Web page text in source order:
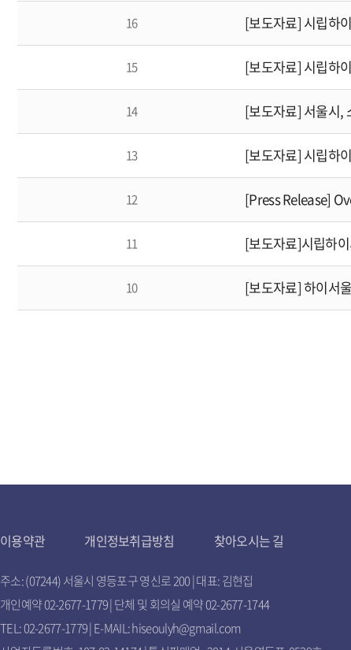
16 [보도자료] 시립하
15 [보도자료] 시립하
14 [보도자료] 서울시,
13 [보도자료] 시립하
12 [Press Release]
11 [보도자료]시립하
10 [보도자료] 하이서
이용약관 개인정보취급방침 찾아오시는 길
주소: (07244) 서울시 영등포구 영신로 200 | 대표: 김현집
개인예약 02-2677-1779 | 단체 및 회의실 예약 02-2677-1744
TEL: 02-2677-1779 | E-MAIL: hiseoulyh@gmail.com